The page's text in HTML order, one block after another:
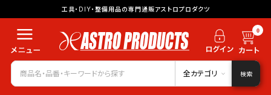
工具・DIY・整備用品の専門通販アストロプロダクツ
0
全カテゴリ 検索